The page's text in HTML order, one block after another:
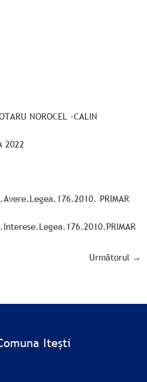
NOROCEL -CALIN
2022
PRIMAR
Următorul →
Itești